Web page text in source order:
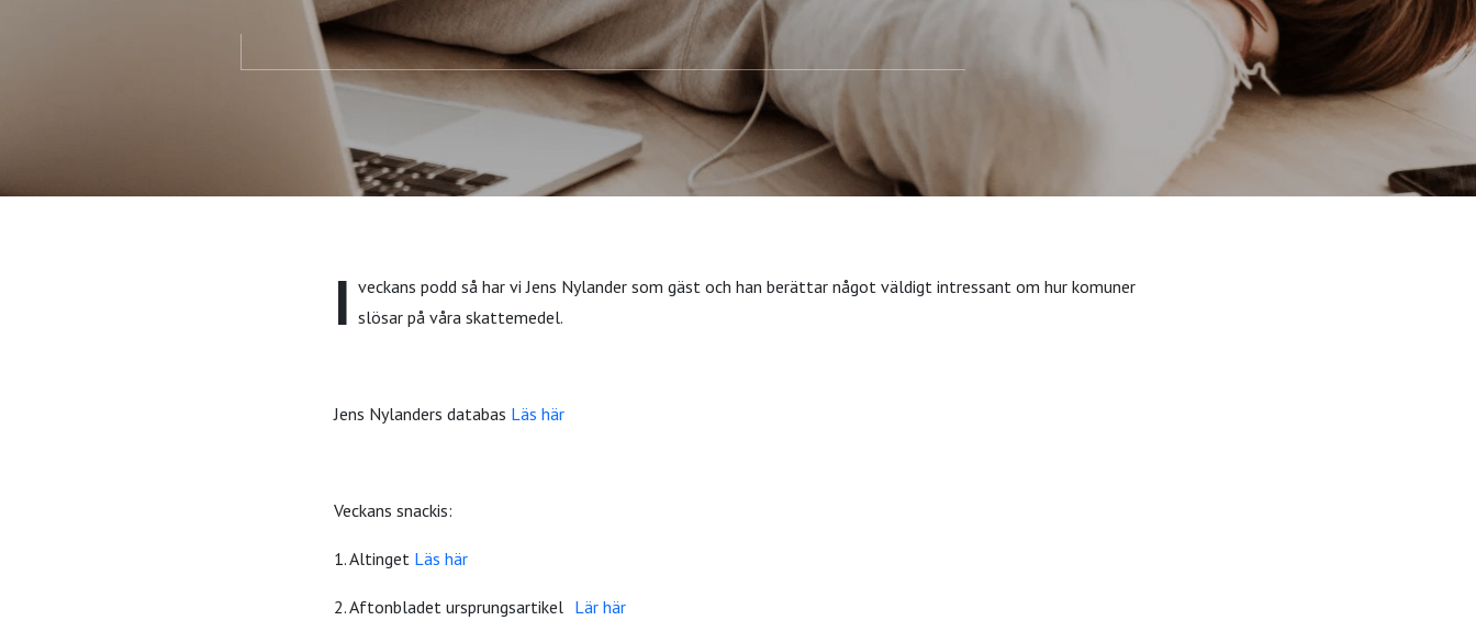
I veckans podd så har vi Jens Nylander som gäst och han berättar något väldigt intressant om hur komuner
slösar på våra skattemedel.
Jens Nylanders databas Läs här
Veckans snackis:
1. Altinget Läs här
2. Aftonbladet ursprungsartikel Lär här